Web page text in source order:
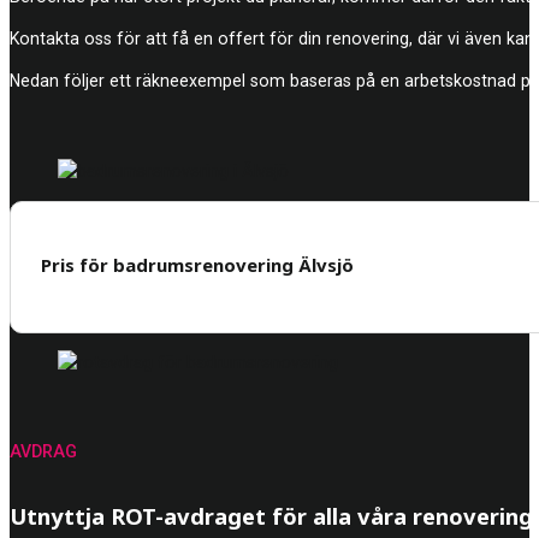
Kontakta oss för att få en offert för din renovering, där vi även
Nedan följer ett räkneexempel som baseras på en arbetskostnad
Pris för badrumsrenovering Älvsjö
Utnyttja ROT-avdraget för alla våra
AVDRAG